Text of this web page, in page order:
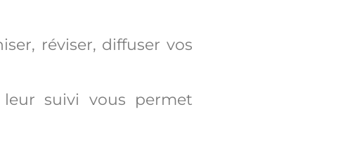
réviser, diffuser vos
suivi vous permet